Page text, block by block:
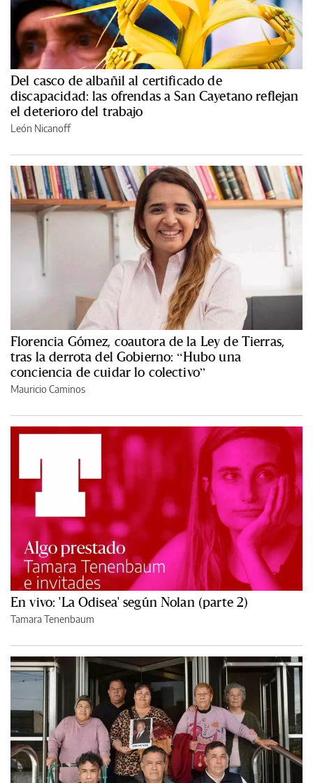
Del casco de albañil al certificado de
discapacidad: las ofrendas a San Cayetano reflejan
el deterioro del trabajo
León Nicanoff
Florencia Gómez, coautora de la Ley de Tierras,
tras la derrota del Gobierno: “Hubo una
conciencia de cuidar lo colectivo”
Mauricio Caminos
En vivo: 'La Odisea' según Nolan (parte 2)
Tamara Tenenbaum